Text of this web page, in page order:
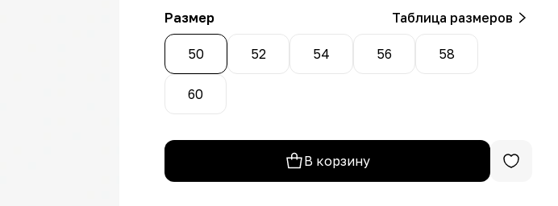
Размер Таблица размеров
50 52 54 56 58
60
В корзину